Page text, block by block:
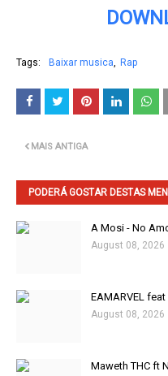
Tags: Baixar musica Rap
MAIS ANTIGA
PODERÁ GOSTAR DESTAS
A Mosi - No
August 08, 2026
EAMARVEL
August 08, 2026
Maweth THC ft